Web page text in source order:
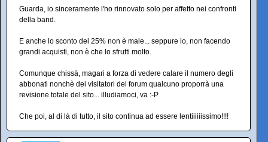
Guarda, io sinceramente l'ho rinnovato solo per affetto nei confronti
della band.
E anche lo sconto del 25% non è male... seppure io, non facendo
grandi acquisti, non è che lo sfrutti molto.
Comunque chissà, magari a forza di vedere calare il numero degli
abbonati nonchè dei visitatori del forum qualcuno proporrà una
revisione totale del sito... illudiamoci, va :-P
Che poi, al di là di tutto, il sito continua ad essere lentiiiiiissimo!!!!